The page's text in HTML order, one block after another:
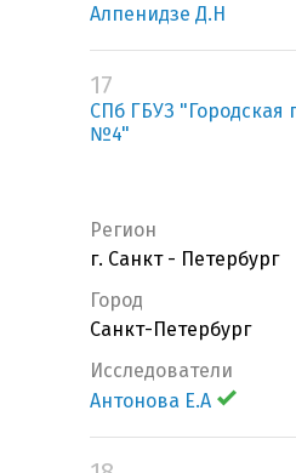
Алпенидзе Д.Н
17
СПб ГБУЗ "Городская
№4"
Регион
г. Санкт - Петербург
Город
Санкт-Петербург
Исследователи
Антонова Е.А